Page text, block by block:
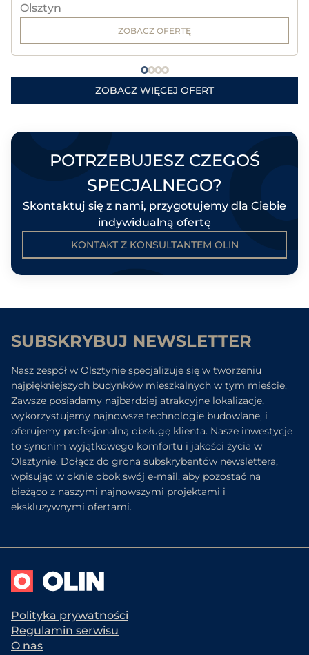
Olsztyn
ZOBACZ OFERTĘ
ZOBACZ WIĘCEJ OFERT
POTRZEBUJESZ CZEGOŚ
SPECJALNEGO?
Skontaktuj się z nami, przygotujemy dla Ciebie
indywidualną ofertę
KONTAKT Z KONSULTANTEM OLIN
SUBSKRYBUJ NEWSLETTER
Nasz zespół w Olsztynie specjalizuje się w tworzeniu
najpiękniejszych budynków mieszkalnych w tym mieście.
Zawsze posiadamy najbardziej atrakcyjne lokalizacje,
wykorzystujemy najnowsze technologie budowlane, i
oferujemy profesjonalną obsługę klienta. Nasze inwestycje
to synonim wyjątkowego komfortu i jakości życia w
Olsztynie. Dołącz do grona subskrybentów newslettera,
wpisując w oknie obok swój e-mail, aby pozostać na
bieżąco z naszymi najnowszymi projektami i
ekskluzywnymi ofertami.
Polityka prywatności
Regulamin serwisu
O nas